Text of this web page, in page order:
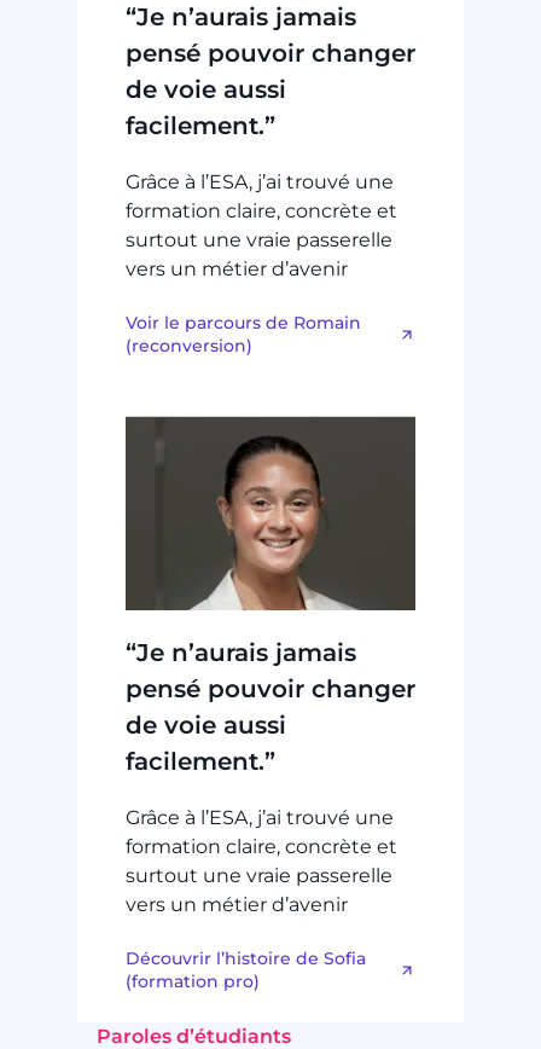
“Je n’aurais jamais
pensé pouvoir changer
de voie aussi
facilement.”
Grâce à l’ESA, j’ai trouvé une
formation claire, concrète et
surtout une vraie passerelle
vers un métier d’avenir
Voir le parcours de Romain
(reconversion)
“Je n’aurais jamais
pensé pouvoir changer
de voie aussi
facilement.”
Grâce à l’ESA, j’ai trouvé une
formation claire, concrète et
surtout une vraie passerelle
vers un métier d’avenir
Découvrir l’histoire de Sofia
(formation pro)
Paroles d’étudiants